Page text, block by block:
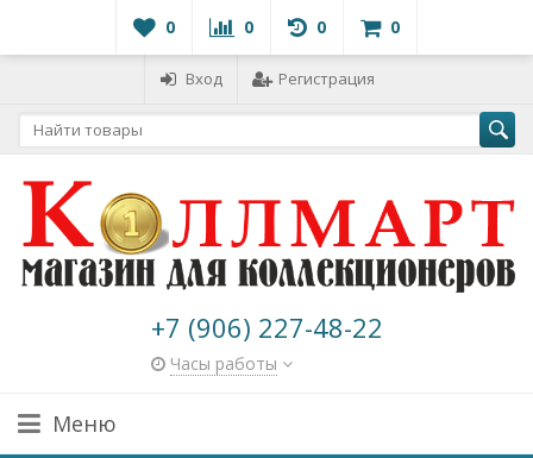
0 0 0 0
Вход Регистрация
+7 (906) 227-48-22
Часы работы
Меню